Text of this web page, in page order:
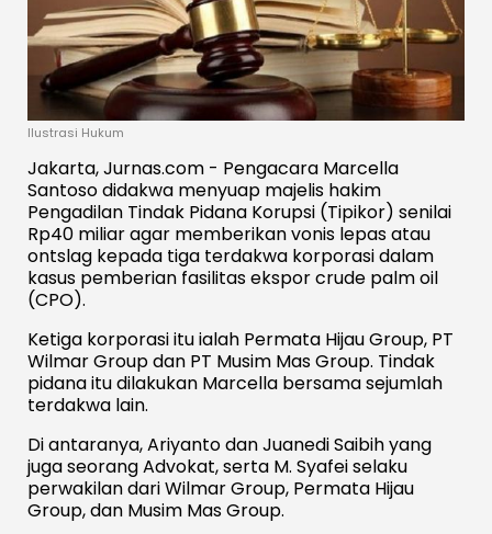
Ilustrasi Hukum
Jakarta, Jurnas.com - Pengacara Marcella
Santoso didakwa menyuap majelis hakim
Pengadilan Tindak Pidana Korupsi (Tipikor) senilai
Rp40 miliar agar memberikan vonis lepas atau
ontslag kepada tiga terdakwa korporasi dalam
kasus pemberian fasilitas ekspor crude palm oil
(CPO).
Ketiga korporasi itu ialah Permata Hijau Group, PT
Wilmar Group dan PT Musim Mas Group. Tindak
pidana itu dilakukan Marcella bersama sejumlah
terdakwa lain.
Di antaranya, Ariyanto dan Juanedi Saibih yang
juga seorang Advokat, serta M. Syafei selaku
perwakilan dari Wilmar Group, Permata Hijau
Group, dan Musim Mas Group.